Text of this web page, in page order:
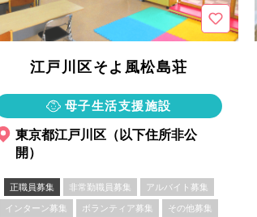
江戸川区そよ風松島荘
母子生活支援施設
東京都江戸川区（以下住所非公
開）
正職員募集 非常勤職員募集 アルバイト募集
インターン募集 ボランティア募集 その他募集